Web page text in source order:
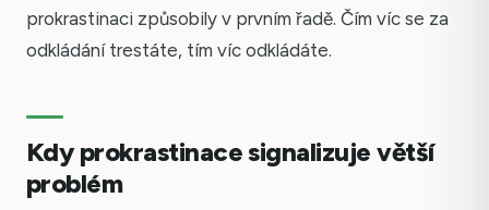
prokrastinaci způsobily v prvním řadě. Čím víc se za
odkládání trestáte, tím víc odkládáte.
Kdy prokrastinace signalizuje větší
problém